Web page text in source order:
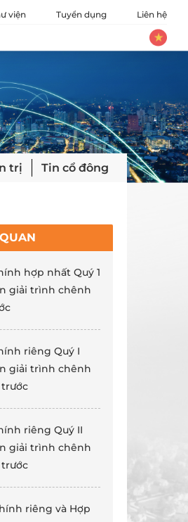
viện Tuyển dụng Liên hệ
trị Tin cổ đông
hợp nhất Quý 1
giải trình chênh
riêng Quý I
giải trình chênh
trước
riêng Quý II
giải trình chênh
trước
riêng và Hợp